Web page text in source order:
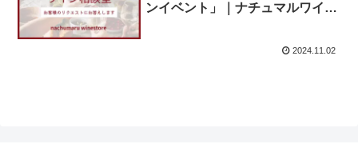
ンイベント」｜ナチュマルワイン
2024.11.02